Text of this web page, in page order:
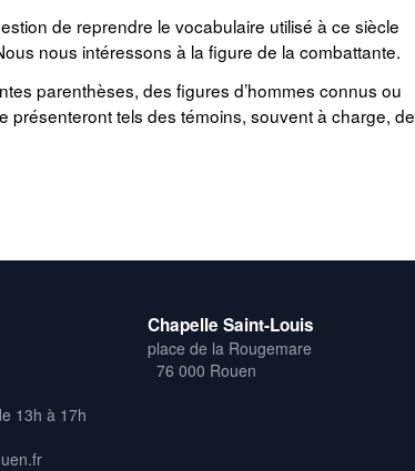
de reprendre le vocabulaire utilisé à ce siècle
nous intéressons à la figure de la combattante.
parenthèses, des figures d’hommes connus ou
présenteront tels des témoins, souvent à charge, de
13h à 17h
Chapelle Saint-Louis
place de la Rougemare
76 000 Rouen